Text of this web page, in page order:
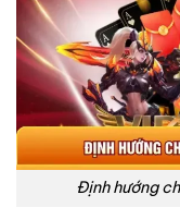
Định hướng